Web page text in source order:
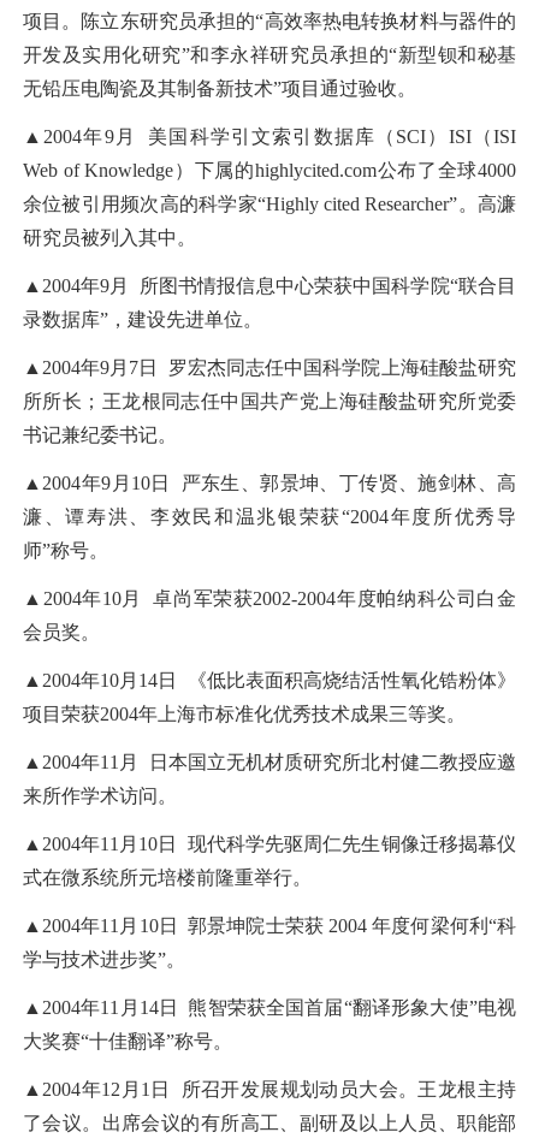
项目。陈立东研究员承担的“高效率热电转换材料与器件的
开发及实用化研究”和李永祥研究员承担的“新型钡和秘基
无铅压电陶瓷及其制备新技术”项目通过验收。
▲2004年9月 美国科学引文索引数据库（SCI）ISI（ISI
Web of Knowledge）下属的highlycited.com公布了全球4000
余位被引用频次高的科学家“Highly cited Researcher”。高濂
研究员被列入其中。
▲2004年9月 所图书情报信息中心荣获中国科学院“联合目
录数据库”，建设先进单位。
▲2004年9月7日 罗宏杰同志任中国科学院上海硅酸盐研究
所所长；王龙根同志任中国共产党上海硅酸盐研究所党委
书记兼纪委书记。
▲2004年9月10日 严东生、郭景坤、丁传贤、施剑林、高
濂、谭寿洪、李效民和温兆银荣获“2004年度所优秀导
师”称号。
▲2004年10月 卓尚军荣获2002-2004年度帕纳科公司白金
会员奖。
▲2004年10月14日 《低比表面积高烧结活性氧化锆粉体》
项目荣获2004年上海市标准化优秀技术成果三等奖。
▲2004年11月 日本国立无机材质研究所北村健二教授应邀
来所作学术访问。
▲2004年11月10日 现代科学先驱周仁先生铜像迁移揭幕仪
式在微系统所元培楼前隆重举行。
▲2004年11月10日 郭景坤院士荣获 2004 年度何梁何利“科
学与技术进步奖”。
▲2004年11月14日 熊智荣获全国首届“翻译形象大使”电视
大奖赛“十佳翻译”称号。
▲2004年12月1日 所召开发展规划动员大会。王龙根主持
了会议。出席会议的有所高工、副研及以上人员、职能部